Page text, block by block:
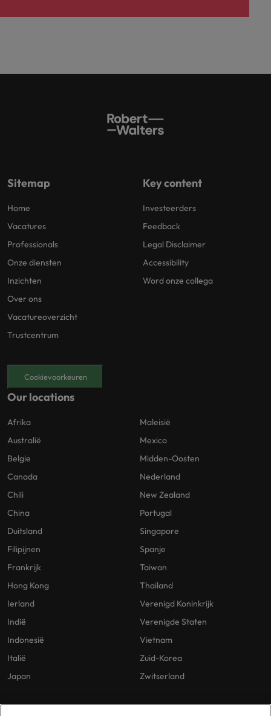
Sitemap
Home
Vacatures
Professionals
Onze diensten
Inzichten
Over ons
Vacatureoverzicht
Trustcentrum
Key content
Investeerders
Feedback
Legal Disclaimer
Accessibility
Word onze collega
Cookievoorkeuren
Our locations
Afrika
Australië
Belgie
Canada
Chili
China
Duitsland
Filipijnen
Frankrijk
Hong Kong
Ierland
Indië
Indonesië
Italië
Japan
Maleisië
Mexico
Midden-Oosten
Nederland
New Zealand
Portugal
Singapore
Spanje
Taiwan
Thailand
Verenigd Koninkrijk
Verenigde Staten
Vietnam
Zuid-Korea
Zwitserland